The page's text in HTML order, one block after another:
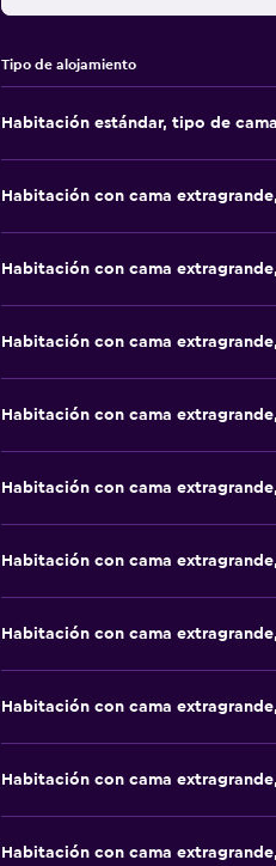
Tipo de alojamiento
Habitación estándar, tipo de
Habitación con cama
Habitación con cama
Habitación con cama
Habitación con cama
Habitación con cama
Habitación con cama
Habitación con cama
Habitación con cama
Habitación con cama
Habitación con cama